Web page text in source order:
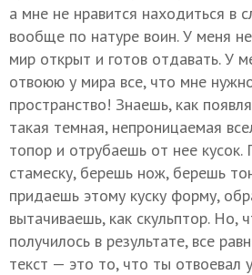
а мне не нравится находиться в
вообще по натуре воин. У меня
мир открыт и готов отдавать. У
отвоюю у мира все, что мне
пространство! Знаешь, как
такая темная, непроницаемая
топор и отрубаешь от нее
стамеску, берешь нож, берешь
придаешь этому куску форму,
вытачиваешь, как скульптор. Но,
получилось в результате, все
текст — это то, что ты отвоевал